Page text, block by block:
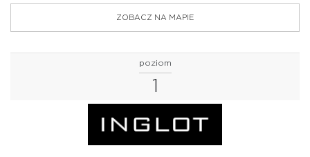
ZOBACZ NA MAPIE
poziom
1